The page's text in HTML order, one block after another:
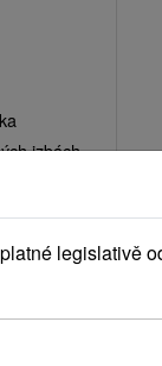
izbách.
legislativě